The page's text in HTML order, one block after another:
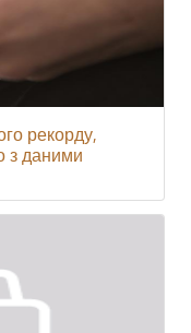
рекорду,
з даними